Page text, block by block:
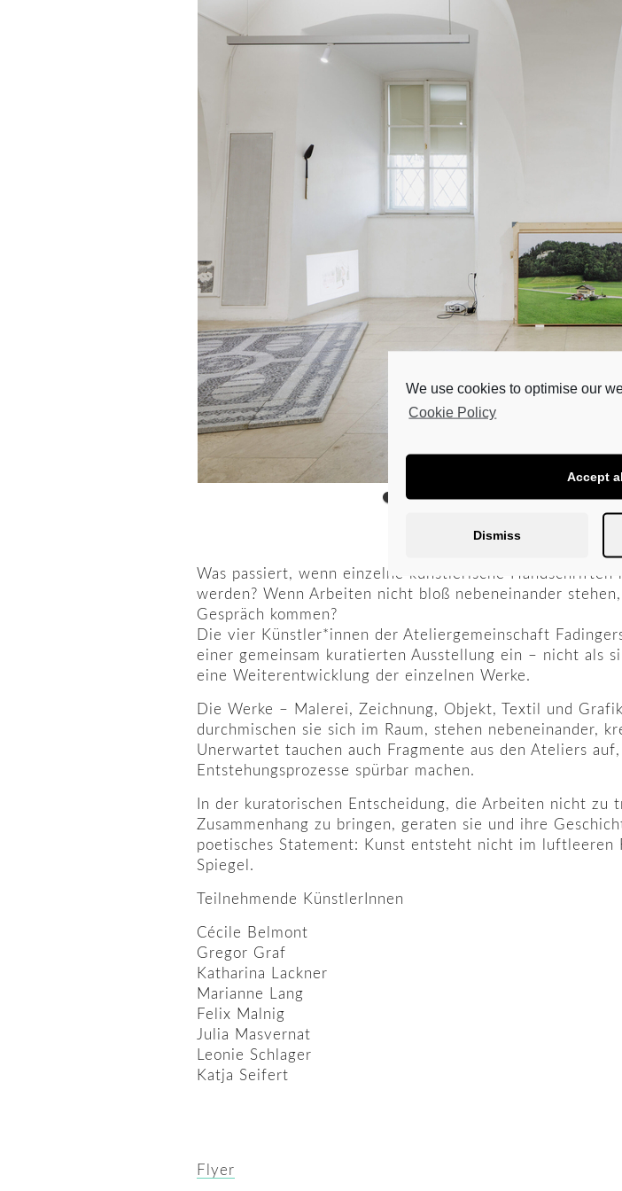
Fotos:
Was passiert, wenn einzelne künstlerische
werden? Wenn Arbeiten nicht bloß nebeneinander
Gespräch kommen?
Die vier Künstler*innen der Ateliergemeinschaft
einer gemeinsam kuratierten Ausstellung ein – nicht als
eine Weiterentwicklung der einzelnen Werke.
Die Werke – Malerei, Zeichnung, Objekt, Textil und
durchmischen sie sich im Raum, stehen nebeneinander,
Unerwartet tauchen auch Fragmente aus den Ateliers
Entstehungsprozesse spürbar machen.
In der kuratorischen Entscheidung, die Arbeiten nicht zu
Zusammenhang zu bringen, geraten sie und ihre
poetisches Statement: Kunst entsteht nicht im luftleeren
Spiegel.
Teilnehmende KünstlerInnen
Cécile Belmont
Gregor Graf
Katharina Lackner
Marianne Lang
Felix Malnig
Julia Masvernat
Leonie Schlager
Katja Seifert
Flyer
We use cookies to optimise our
Cookie Policy
Accept
Dismiss